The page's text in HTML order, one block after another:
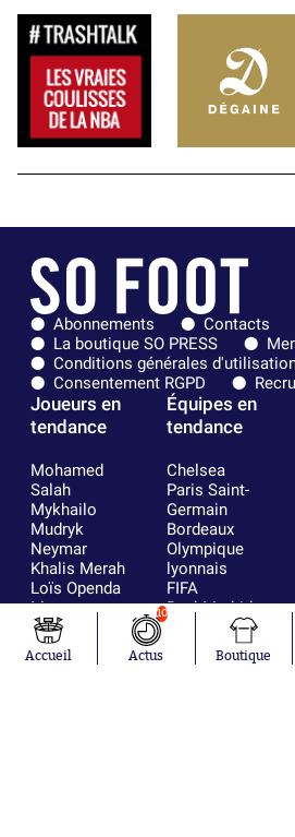
Abonnements
Contacts
La boutique SO PRESS
Conditions générales
Consentement RGPD
Joueurs en
tendance
Mohamed
Salah
Mykhailo
Mudryk
Neymar
Khalis Merah
Loïs Openda
Moussa
Niakhaté
Nicolás
Tagliafico
Équipes en
tendance
Chelsea
Paris Saint-
Germain
Bordeaux
Olympique
lyonnais
FIFA
Real Madrid
RC Strasbourg
AC Milan
France
Accueil
10
Actus Boutique